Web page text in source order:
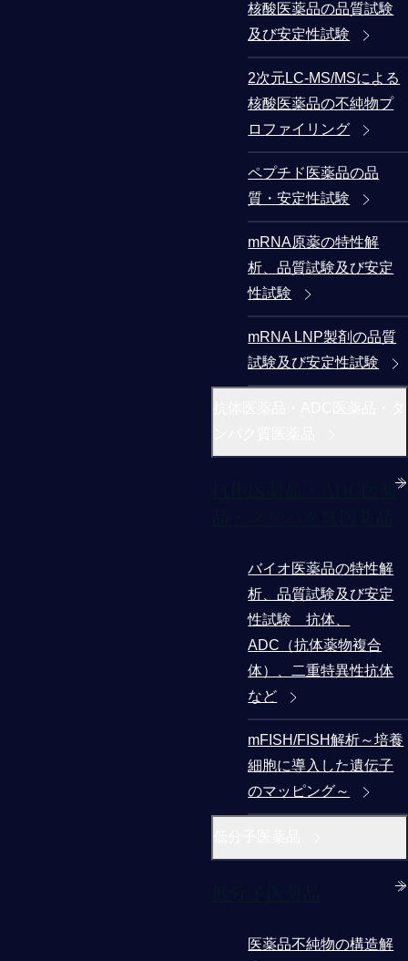
核酸医薬品の品質試験
及び安定性試験
2次元LC-MS/MSによる
核酸医薬品の不純物プ
ロファイリング
ペプチド医薬品の品
質・安定性試験
mRNA原薬の特性解
析、品質試験及び安定
性試験
mRNA LNP製剤の品質
試験及び安定性試験
抗体医薬品・ADC医薬
バイオ医薬品の特性解
析、品質試験及び安定
性試験 抗体、
ADC（抗体薬物複合
体）、二重特異性抗体
など
mFISH/FISH解析～培養
細胞に導入した遺伝子
のマッピング～
医薬品不純物の構造解